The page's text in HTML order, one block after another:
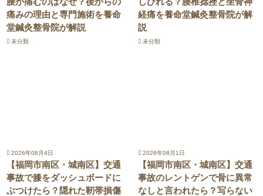
痛みの理由と専門施術を養命
堂鍼灸整骨院が解説
未分類
経痛を養命堂鍼灸整骨院が解
説
未分類
2026年08月4日
【福岡市南区・城南区】交通
事故で膝をダッシュボードに
ぶつけたら？隠れた靭帯損傷
2026年08月1日
【福岡市南区・城南区】交通
事故のレントゲンで骨に異常
なしと言われたら？写らない